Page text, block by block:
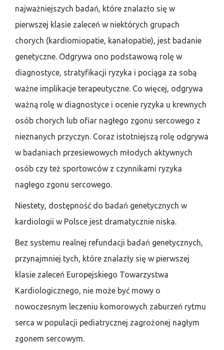
najważniejszych badań, które znalazło się w
pierwszej klasie zaleceń w niektórych grupach
chorych (kardiomiopatie, kanałopatie), jest badanie
genetyczne. Odgrywa ono podstawową rolę w
diagnostyce, stratyfikacji ryzyka i pociąga za sobą
ważne implikacje terapeutyczne. Co więcej, odgrywa
ważną rolę w diagnostyce i ocenie ryzyka u krewnych
osób chorych lub ofiar nagłego zgonu sercowego z
nieznanych przyczyn. Coraz istotniejszą rolę odgrywa
w badaniach przesiewowych młodych aktywnych
osób czy też sportowców z czynnikami ryzyka
nagłego zgonu sercowego.
Niestety, dostępność do badań genetycznych w
kardiologii w Polsce jest dramatycznie niska.
Bez systemu realnej refundacji badań genetycznych,
przynajmniej tych, które znalazły się w pierwszej
klasie zaleceń Europejskiego Towarzystwa
Kardiologicznego, nie może być mowy o
nowoczesnym leczeniu komorowych zaburzeń rytmu
serca w populacji pediatrycznej zagrożonej nagłym
zgonem sercowym.